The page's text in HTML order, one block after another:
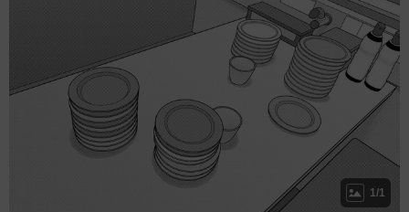
1/1